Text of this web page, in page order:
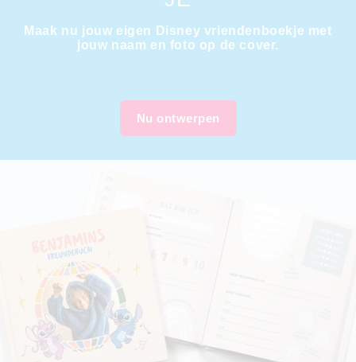
Maak nu jouw eigen Disney vriendenboekje met
jouw naam en foto op de cover.
Nu ontwerpen